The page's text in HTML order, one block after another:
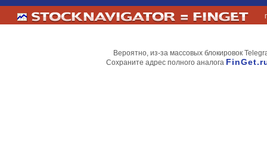
Вероятно, из-за массовых блокировок
Сохраните адрес полного аналога